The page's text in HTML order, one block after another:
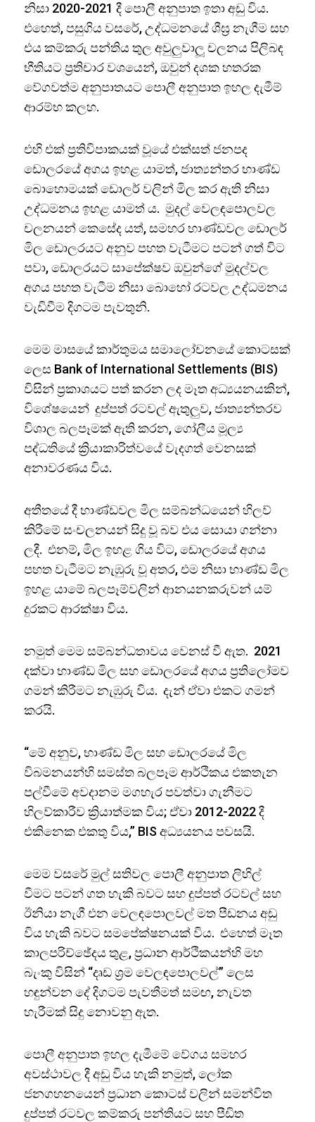
නිසා 2020-2021 දී පොලී අනුපාත ඉතා අඩු විය.
එහෙත්, පසුගිය වසරේ, උද්ධමනයේ ශීඝ්‍ර නැගීම සහ
එය කම්කරු පන්තිය තුල අවුලුවාලූ චලනය පිලිබඳ
භීතියට ප්‍රතිචාර වශයෙන්, ඔවුන් දශක හතරක
වේගවත්ම අනුපාතයට පොලී අනුපාත ඉහල දැමීම්
ආරම්භ කලහ.
එහි එක් ප්‍රතිවිපාකයක් වූයේ එක්සත් ජනපද
ඩොලරයේ අගය ඉහළ යාමත්, ජාත්‍යන්තර භාණ්ඩ
බොහොමයක් ඩොලර් වලින් මිල කර ඇති නිසා
උද්ධමනය ඉහළ යාමත් ය. මුදල් වෙලඳපොලවල
චලනයන් කෙසේද යත්, සමහර භාණ්ඩවල ඩොලර්
මිල ඩොලරයට අනුව පහත වැටීමට පටන් ගත් විට
පවා, ඩොලරයට සාපේක්ෂව ඔවුන්ගේ මුදල්වල
අගය පහත වැටීම නිසා බොහෝ රටවල උද්ධමනය
වැඩිවීම දිගටම පැවතුනි.
මෙම මාසයේ කාර්තුමය සමාලෝචනයේ කොටසක්
ලෙස Bank of International Settlements (BIS)
විසින් ප්‍රකාශයට පත් කරන ලද මෑත අධ්‍යයනයකින්,
විශේෂයෙන් දුප්පත් රටවල් ඇතුලුව, ජාත්‍යන්තරව
විශාල බලපෑමක් ඇති කරන, ගෝලීය මූල්‍ය
පද්ධතියේ ක්‍රියාකාරිත්වයේ වැදගත් වෙනසක්
අනාවරණය විය.
අතීතයේ දී භාණ්ඩවල මිල සම්බන්ධයෙන් හිලව්
කිරීමේ සංචලනයන් සිදු වූ බව එය සොයා ගන්නා
ලදී. එනම්, මිල ඉහළ ගිය විට, ඩොලරයේ අගය
පහත වැටීමට නැඹුරු වූ අතර, එම නිසා භාණ්ඩ මිල
ඉහළ යාමේ බලපෑම්වලින් ආනයනකරුවන් යම්
දුරකට ආරක්ෂා විය.
නමුත් මෙම සම්බන්ධතාවය වෙනස් වී ඇත. 2021
දක්වා භාණ්ඩ මිල සහ ඩොලරයේ අගය ප්‍රතිලෝමව
ගමන් කිරීමට නැඹුරු විය. දැන් ඒවා එකට ගමන්
කරයි.
“මේ අනුව, භාණ්ඩ මිල සහ ඩොලරයේ මිල
විබමනයන්හි සමස්ත බලපෑම ආර්ථිකය එකතැන
පල්වීමේ අවදානම මගහැර පවත්වා ගැනීමට
හිලව්කාරීව ක්‍රියාත්මක විය; ඒවා 2012-2022 දී
එකිනෙක එකතු විය,” BIS අධ්‍යයනය පවසයි.
මෙම වසරේ මුල් සතිවල පොලී අනුපාත ලිහිල්
වීමට පටන් ගත හැකි බවට සහ දුප්පත් රටවල් සහ
ඊනියා නැගී එන වෙලඳපොලවල් මත පීඩනය අඩු
විය හැකි බවට සමපේක්ෂනයක් විය. එහෙත් මෑත
කාලපරිච්ඡේදය තුළ, ප්‍රධාන ආර්ථිකයන්හි මහ
බැංකු විසින් “දෘඩ ශ්‍රම වෙලඳපොලවල්” ලෙස
හඳුන්වන දේ දිගටම පැවතීමත් සමඟ, නැවත
හැරීමක් සිදු නොවනු ඇත.
පොලී අනුපාත ඉහල දැමීමේ වේගය සමහර
අවස්ථාවල දී අඩු විය හැකි නමුත්, ලෝක
ජනගහනයෙන් ප්‍රධාන කොටස් වලින් සමන්විත
දුප්පත් රටවල කම්කරු පන්තියට සහ පීඩිත